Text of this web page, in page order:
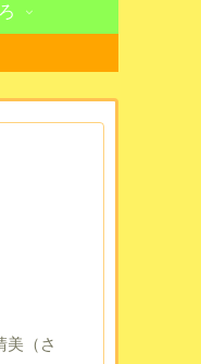
美（さ